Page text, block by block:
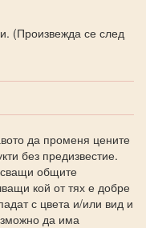
(Произвежда се след
да променя цените
без предизвестие.
общите
кой от тях е добре
с цвета и/или вид и
да има